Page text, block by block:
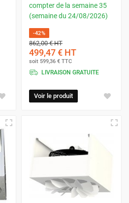
compter de la semaine 35
(semaine du 24/08/2026)
-42%
862,00 €HT
499,47 € HT
soit 599,36 € TTC
LIVRAISON GRATUITE
Voir le produit